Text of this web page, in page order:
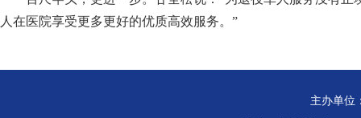
人在医院享受更多更好的优质高效服务。”
主办单位